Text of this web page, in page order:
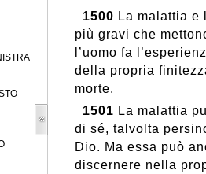
1500 La malattia e
più gravi che
l’uomo fa
della propria
morte.
1501 La malattia
di sé, talvolta
Dio. Ma essa può
discernere nella